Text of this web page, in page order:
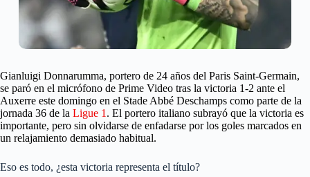
Gianluigi Donnarumma, portero de 24 años del Paris Saint-Germain,
se paró en el micrófono de Prime Video tras la victoria 1-2 ante el
Auxerre este domingo en el Stade Abbé Deschamps como parte de la
jornada 36 de la Ligue 1 . El portero italiano subrayó que la victoria es
importante, pero sin olvidarse de enfadarse por los goles marcados en
un relajamiento demasiado habitual.
Eso es todo, ¿esta victoria representa el título?